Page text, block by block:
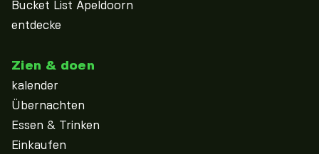
Bucket List Apeldoorn
entdecke
Zien & doen
kalender
Übernachten
Essen & Trinken
Einkaufen